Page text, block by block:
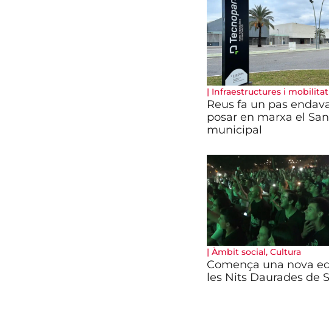
| Infraestructures i mobilitat
Reus fa un pas
posar en marxa el
municipal
| Àmbit social, Cultura
Comença una nova
les Nits Daurades de